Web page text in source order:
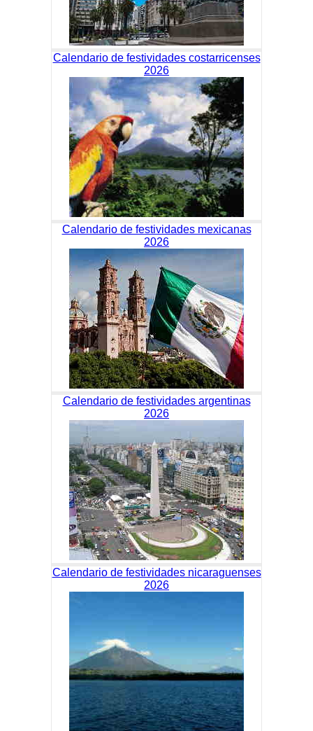
Calendario de festividades costarricenses
2026
Calendario de festividades mexicanas
2026
Calendario de festividades argentinas
2026
Calendario de festividades nicaraguenses
2026